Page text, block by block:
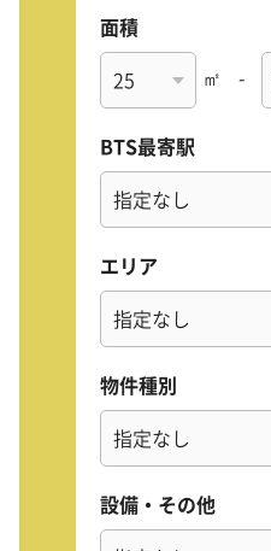
面積
㎡ -
BTS最寄駅
エリア
物件種別
設備・その他